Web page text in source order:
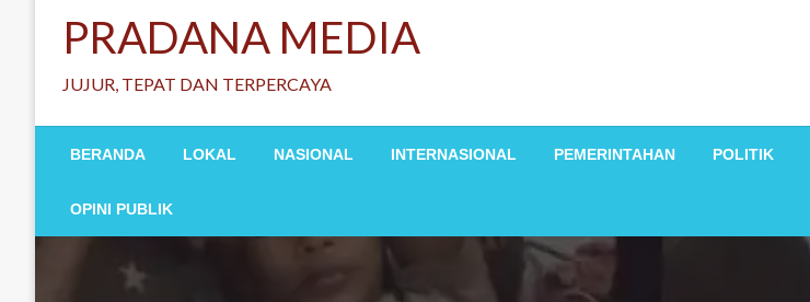
PRADANA MEDIA
JUJUR, TEPAT DAN TERPERCAYA
BERANDA LOKAL NASIONAL INTERNASIONAL PEMERINTAHAN POLITIK
OPINI PUBLIK